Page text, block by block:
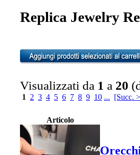
Replica Jewelry
Visualizzati da 1 a 20
1 2 3 4 5 6 7 8 9 10 ... [Succ.
Articolo